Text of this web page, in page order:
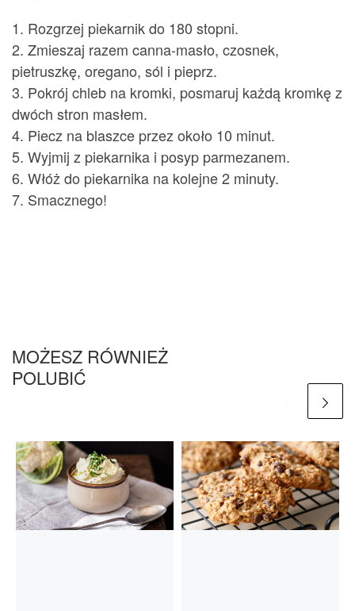
1. Rozgrzej piekarnik do 180 stopni.
2. Zmieszaj razem canna-masło, czosnek,
pietruszkę, oregano, sól i pieprz.
3. Pokrój chleb na kromki, posmaruj każdą kromkę z
dwóch stron masłem.
4. Piecz na blaszce przez około 10 minut.
5. Wyjmij z piekarnika i posyp parmezanem.
6. Włóż do piekarnika na kolejne 2 minuty.
7. Smacznego!
MOŻESZ RÓWNIEŻ
POLUBIĆ